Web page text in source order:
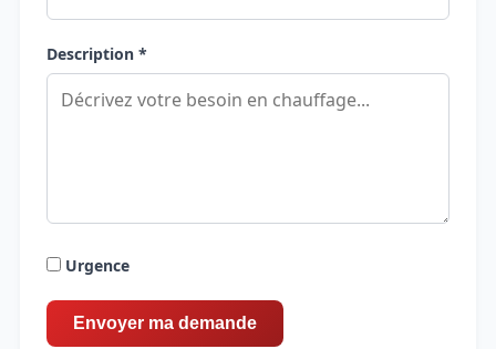
Description *
Urgence